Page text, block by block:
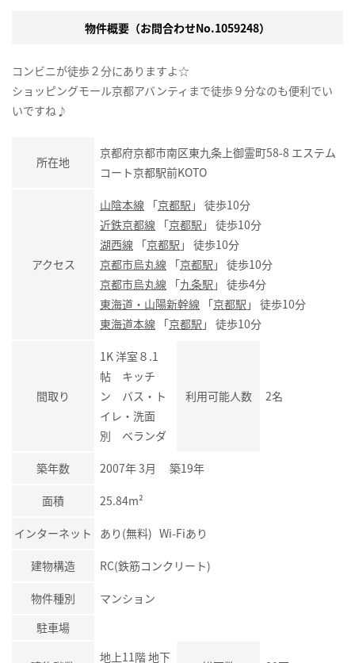
物件概要（お問合わせNo.1059248）
コンビニが徒歩２分にありますよ☆
ショッピングモール京都アバンティまで徒歩９分なのも便利でい
いですね♪
所在地
京都府京都市南区東九条上御霊町58-8 エステム
コート京都駅前KOTO
アクセス
山陰本線 「京都駅 」 徒歩10分
近鉄京都線 「京都駅 」 徒歩10分
湖西線 「京都駅 」 徒歩10分
京都市烏丸線 「京都駅 」 徒歩10分
京都市烏丸線 「九条駅 」 徒歩4分
東海道・山陽新幹線 「京都駅 」 徒歩10分
東海道本線 「京都駅 」 徒歩10分
間取り
1K 洋室８.1
帖 キッチ
ン バス・ト
イレ・洗面
別 ベランダ
利用可能人数 2名
築年数 2007年 3月 築19年
面積 25.84m²
インターネット あり(無料) Wi-Fiあり
建物構造 RC(鉄筋コンクリート)
物件種別
マンション
駐車場
地上11階 地下